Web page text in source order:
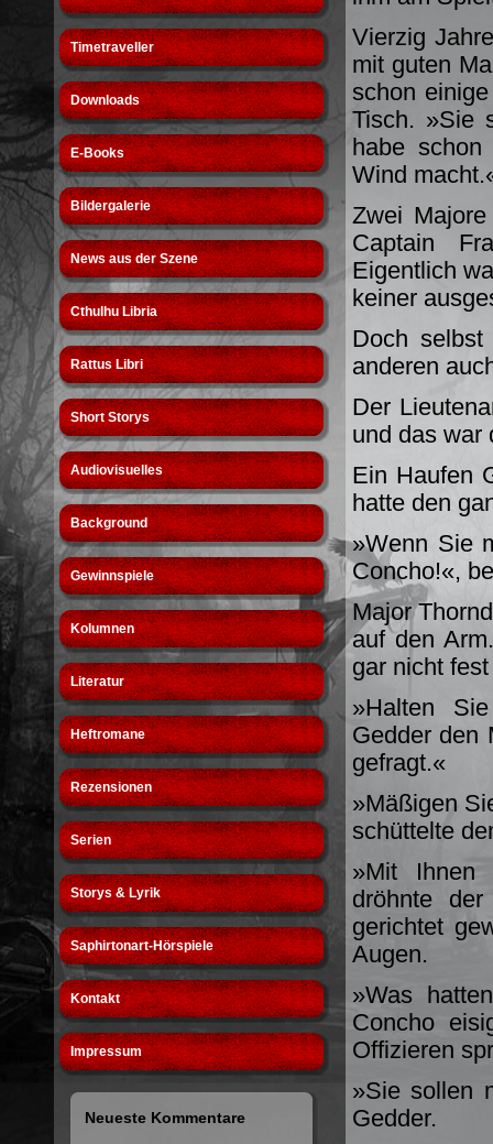
Timetraveller
Downloads
E-Books
Bildergalerie
News aus der Szene
Cthulhu Libria
Rattus Libri
Short Storys
Audiovisuelles
Background
Gewinnspiele
Kolumnen
Literatur
Heftromane
Rezensionen
Serien
Storys & Lyrik
Saphirtonart-Hörspiele
Kontakt
Impressum
Neueste Kommentare
Vierzig
mit guten
schon
Tisch. »Sie
habe
Wind
Zwei
Captain
Eigentlich
keiner
Doch
anderen
Der
und das war
Ein Haufen
hatte den
»Wenn Sie
Concho!«,
Major
auf den
gar nicht
»Halten
Gedder den
gefragt.«
»Mäßigen
schüttelte
»Mit Ihnen
dröhnte
gerichtet
Augen.
»Was
Concho
Offizieren
»Sie sollen
Gedder.